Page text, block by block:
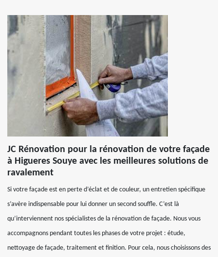
JC Rénovation pour la rénovation de votre façade
à Higueres Souye avec les meilleures solutions de
ravalement
Si votre façade est en perte d’éclat et de couleur, un entretien spécifique
s’avère indispensable pour lui donner un second souffle. C’est là
qu’interviennent nos spécialistes de la rénovation de façade. Nous vous
accompagnons pendant toutes les phases de votre projet : étude,
nettoyage de façade, traitement et finition. Pour cela, nous choisissons des